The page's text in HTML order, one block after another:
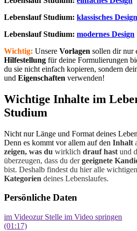
Lebenslauf Studium: klassisches Design
Lebenslauf Studium: modernes Design
Wichtig: Unsere Vorlagen sollen dir nur
Hilfestellung für deine Formulierungen
du sie nicht einfach kopieren, sondern
und Eigenschaften verwenden!
Wichtige Inhalte im
Studium
Nicht nur Länge und Format deines
Denn es kommt vor allem auf den Inhalt
zeigen, was du wirklich drauf hast und
überzeugen, dass du dergeeignete
bist. Deshalb findest du hier alle wichtigen
Kategorien deines Lebenslaufes.
Persönliche Daten
im Videozur Stelle im Video springen
(01:17)